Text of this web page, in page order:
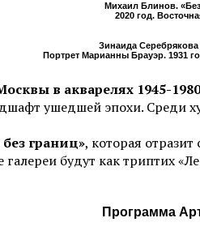
Михаил Блинов.
2020 год.
Зинаида Серебрякова
Портрет Марианны Брауэр. 1931
в акварелях 1945-
ушедшей эпохи. Среди
без границ», которая
будут как триптих
Программа